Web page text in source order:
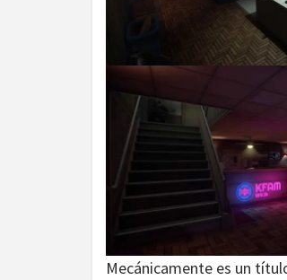
Mecánicamente es un